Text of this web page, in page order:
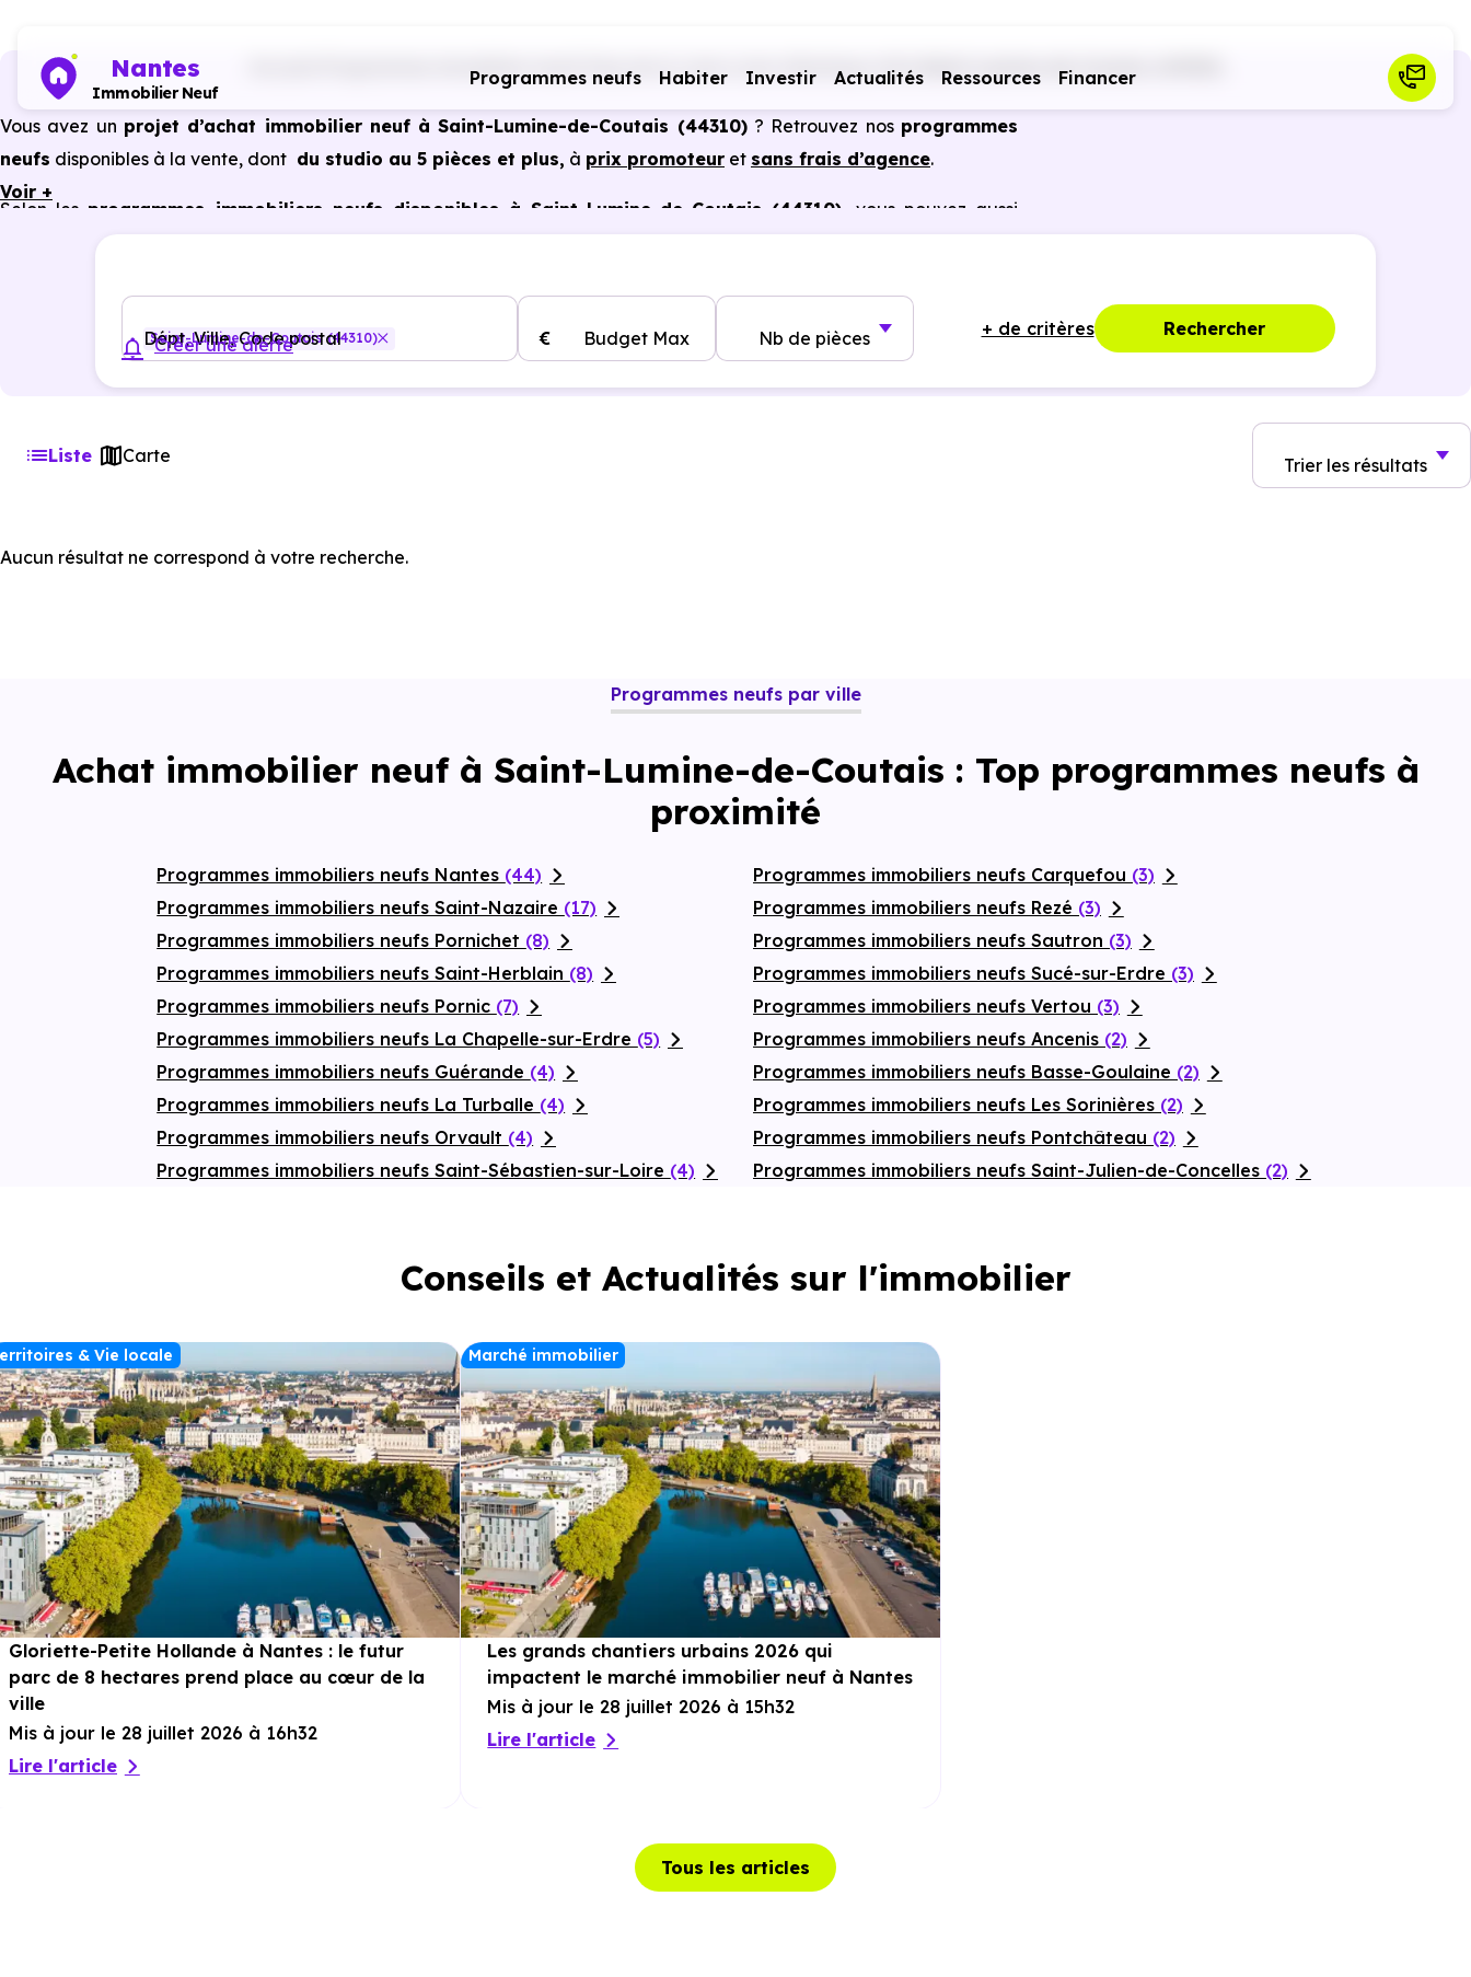
Nantes
Immobilier Neuf
Programmes neufs Habiter Investir Actualités Ressources Financer
Programmes immobiliers neufs Pays de la Loire Loire-Atlantique (44) Saint-Lumine-de-Coutais (44310)
Vous avez un projet d’achat immobilier neuf à Saint-Lumine-de-Coutais (44310)? Retrouvez nos programmes
neufs disponibles à la vente, dont du studio au 5 pièces et plus, à prix promoteur et sans frais d’agence.
Selon les programmes immobiliers neufs disponibles à Saint-Lumine-de-Coutais (44310) , vous pouvez aussi
Voir +
Dépt, Ville, Code postal
Saint-Lumine-de-Coutais (44310) Budget Max
€ Nb de pièces + de critères Rechercher
Créer une alerte
Liste Carte Trier les résultats
Aucun résultat ne correspond à votre recherche.
Programmes neufs par ville
Achat immobilier neuf à Saint-Lumine-de-Coutais : Top programmes neufs à
proximité
Programmes immobiliers neufs Nantes (44)
Programmes immobiliers neufs Saint-Nazaire (17)
Programmes immobiliers neufs Pornichet (8)
Programmes immobiliers neufs Saint-Herblain (8)
Programmes immobiliers neufs Pornic (7)
Programmes immobiliers neufs La Chapelle-sur-Erdre (5)
Programmes immobiliers neufs Guérande (4)
Programmes immobiliers neufs La Turballe (4)
Programmes immobiliers neufs Orvault (4)
Programmes immobiliers neufs Saint-Sébastien-sur-Loire (4)
Programmes immobiliers neufs Carquefou (3)
Programmes immobiliers neufs Rezé (3)
Programmes immobiliers neufs Sautron (3)
Programmes immobiliers neufs Sucé-sur-Erdre (3)
Programmes immobiliers neufs Vertou (3)
Programmes immobiliers neufs Ancenis (2)
Programmes immobiliers neufs Basse-Goulaine (2)
Programmes immobiliers neufs Les Sorinières (2)
Programmes immobiliers neufs Pontchâteau (2)
Programmes immobiliers neufs Saint-Julien-de-Concelles (2)
Conseils et Actualités sur l'immobilier
& Vie locale
Gloriette-Petite Hollande à Nantes : le futur
parc de 8 hectares prend place au cœur de la
ville
Mis à jour le 28 juillet 2026 à 16h32
Lire l'article
Marché immobilier
Les grands chantiers urbains 2026 qui
impactent le marché immobilier neuf à Nantes
Mis à jour le 28 juillet 2026 à 15h32
Lire l'article
Tous les articles